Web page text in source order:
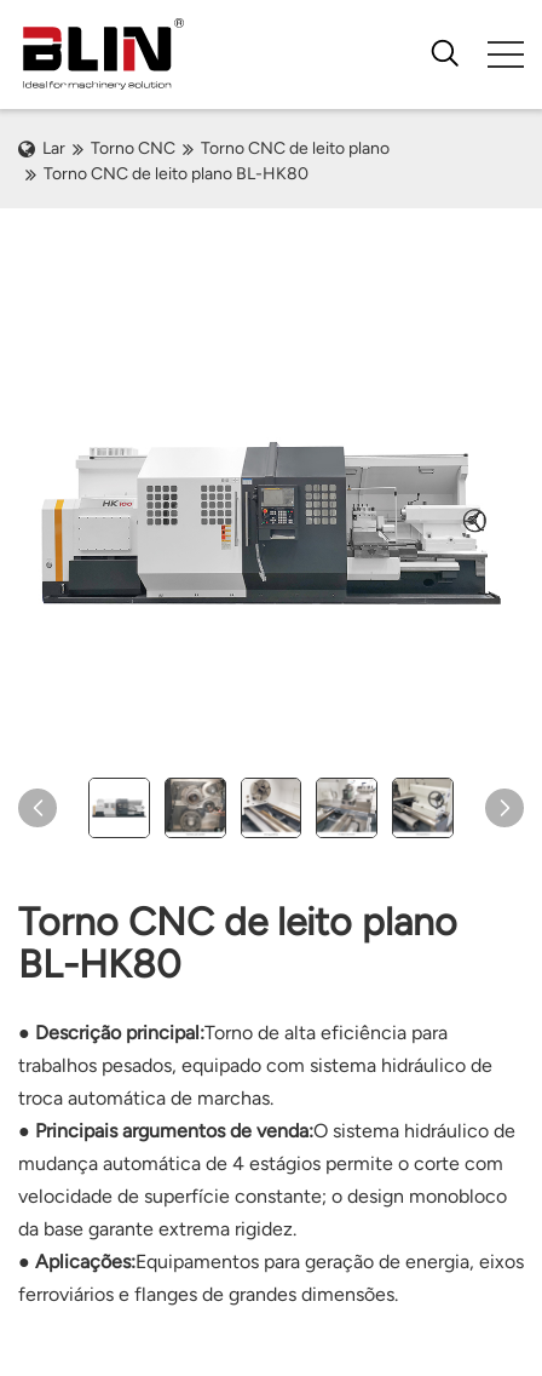
Lar Torno CNC
Torno CNC de leito plano
Torno CNC de leito plano BL-HK80
Torno CNC de leito plano
BL-HK80
● Descrição principal:Torno de alta eficiência para
trabalhos pesados, equipado com sistema hidráulico de
troca automática de marchas.
● Principais argumentos de venda:O sistema hidráulico de
mudança automática de 4 estágios permite o corte com
velocidade de superfície constante; o design monobloco
da base garante extrema rigidez.
● Aplicações:Equipamentos para geração de energia, eixos
ferroviários e flanges de grandes dimensões.